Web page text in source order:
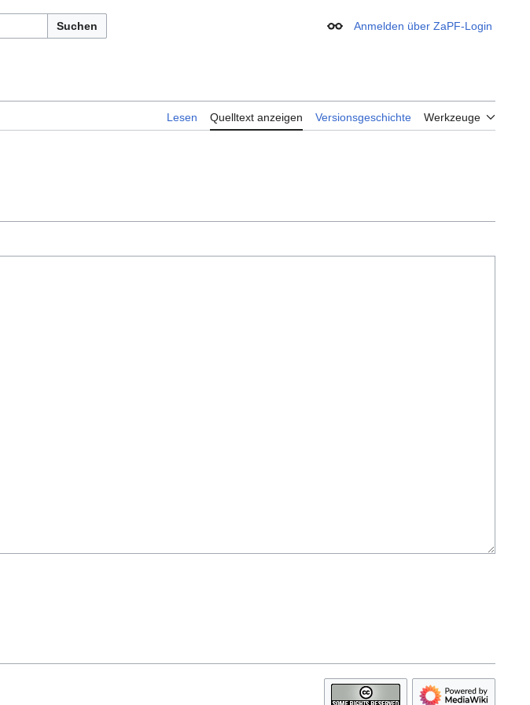
Suchen Erscheinungsbild
Anmelden über ZaPF-Login
Lesen Quelltext anzeigen Versionsgeschichte Werkzeuge